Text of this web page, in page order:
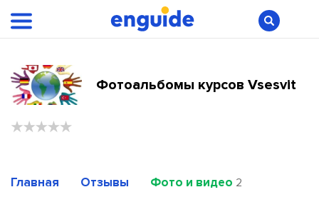
Фотоальбомы курсов Vsesvit
Главная Отзывы Фото и видео 2